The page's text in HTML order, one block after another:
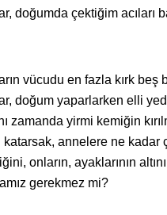
doğumda çektiğim acıları
vücudu en fazla kırk
doğum yaparlarken elli
zamanda yirmi kemiğin
katarsak, annelere ne kadar
onların, ayaklarının
gerekmez mi?